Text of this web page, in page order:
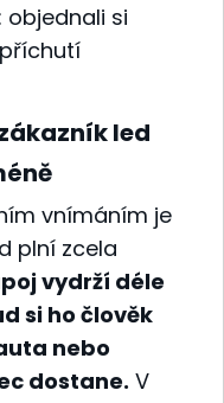
si
led
vnímáním je
plní zcela
vydrží déle
si ho člověk
nebo
dostane. V